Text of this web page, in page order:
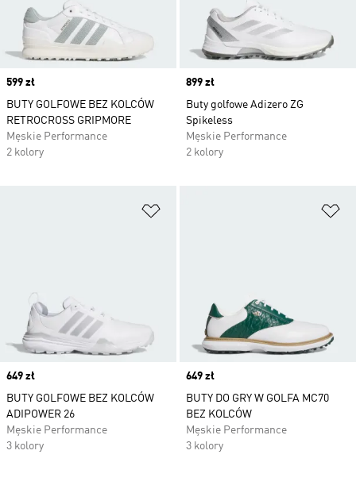
Price
599 zł
BUTY GOLFOWE BEZ KOLCÓW
RETROCROSS GRIPMORE
Męskie Performance
2 kolory
Price
899 zł
Buty golfowe Adizero ZG
Spikeless
Męskie Performance
2 kolory
Price
649 zł
BUTY GOLFOWE BEZ KOLCÓW
ADIPOWER 26
Męskie Performance
3 kolory
Price
649 zł
BUTY DO GRY W GOLFA MC70
BEZ KOLCÓW
Męskie Performance
3 kolory